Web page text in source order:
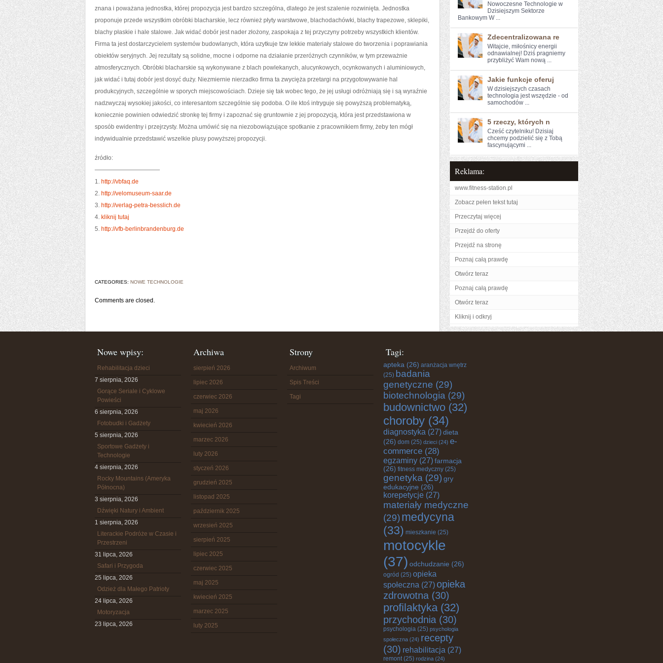
WYRZĄDZIĆ
znana i poważana jednostka, której propozycja jest bardzo szczególna, dlatego że jest szalenie rozwinięta. Jednostka
proponuje przede wszystkim obróbki blacharskie, lecz również płyty warstwowe, blachodachówki, blachy trapezowe, sklepiki,
blachy płaskie i hale stalowe. Jak widać dobór jest nader złożony, zaspokaja z tej przyczyny potrzeby wszystkich klientów.
Firma ta jest dostarczycielem systemów budowlanych, która uzytkuje tzw lekkie materiały stalowe do tworzenia i poprawiania
obiektów seryjnych. Jej rezultaty są solidne, mocne i odporne na działanie przeróżnych czynników, w tym przeważnie
atmosferycznych. Obróbki blacharskie są wykonywane z blach powlekanych, alucynkowych, ocynkowanych i aluminiowych,
jak widać i tutaj dobór jest dosyć duży. Niezmiernie nierzadko firma ta zwycięża przetargi na przygotowywanie hal
produkcyjnych, szczególnie w sporych miejscowościach. Dzieje się tak wobec tego, że jej usługi odróżniają się i są wyraźnie
nadzwyczaj wysokiej jakości, co interesantom szczególnie się podoba. O ile ktoś intryguje się powyższą problematyką,
koniecznie powinien odwiedzić stronkę tej firmy i zapoznać się gruntownie z jej propozycją, która jest przedstawiona w
sposób ewidentny i przejrzysty. Można umówić się na niezobowiązujące spotkanie z pracownikiem firmy, żeby ten mógł
indywidualnie przedstawić wszelkie plusy powyższej propozycji.
źródło:
———————————
1. http://vbfaq.de
2. http://velomuseum-saar.de
3. http://verlag-petra-besslich.de
4. kliknij tutaj
5. http://vfb-berlinbrandenburg.de
CATEGORIES: NOWE TECHNOLOGIE
Comments are closed.
Nowoczesne Technologie​ w
Dzisiejszym Sektorze
Bankowym W ...
Zdecentralizowana re
Witajcie, miłośnicy energii
odnawialnej! Dziś pragniemy
przybliżyć Wam‌ nową⁣ ...
Jakie funkcje oferuj
W dzisiejszych czasach
technologia​ jest wszędzie - od
samochodów ...
5 rzeczy, których n
Cześć czytelniku!⁣ Dzisiaj
chcemy⁤ podzielić się z Tobą
fascynującymi ...
Reklama:
www.fitness-station.pl
Zobacz pełen tekst tutaj
Przeczytaj więcej
Przejdź do oferty
Przejdź na stronę
Poznaj całą prawdę
Otwórz teraz
Poznaj całą prawdę
Otwórz teraz
Kliknij i odkryj
Nowe wpisy:
Rehabilitacja dzieci
7 sierpnia, 2026
Gorące Seriale i Cyklowe
Powieści
6 sierpnia, 2026
Fotobudki i Gadżety
5 sierpnia, 2026
Sportowe Gadżety i
Technologie
4 sierpnia, 2026
Rocky Mountains (Ameryka
Północna)
3 sierpnia, 2026
Dźwięki Natury i Ambient
1 sierpnia, 2026
Literackie Podróże w Czasie i
Przestrzeni
31 lipca, 2026
Safari i Przygoda
25 lipca, 2026
Odzież dla Małego Patrioty
24 lipca, 2026
Motoryzacja
23 lipca, 2026
Archiwa
sierpień 2026
lipiec 2026
czerwiec 2026
maj 2026
kwiecień 2026
marzec 2026
luty 2026
styczeń 2026
grudzień 2025
listopad 2025
październik 2025
wrzesień 2025
sierpień 2025
lipiec 2025
czerwiec 2025
maj 2025
kwiecień 2025
marzec 2025
luty 2025
Strony
Archiwum
Spis Treści
Tagi
Tagi:
apteka (26) aranżacja wnętrz
(25) badania
genetyczne (29)
biotechnologia (29)
budownictwo (32)
choroby (34)
diagnostyka (27) dieta
(26) dom (25) dzieci (24) e-
commerce (28)
egzaminy (27) farmacja
(26) fitness medyczny (25)
genetyka (29) gry
edukacyjne (26)
korepetycje (27)
materiały medyczne
(29) medycyna
(33) mieszkanie (25)
motocykle
(37) odchudzanie (26)
ogród (25) opieka
społeczna (27) opieka
zdrowotna (30)
profilaktyka(32)
przychodnia (30)
psychologia (25) psychologia
społeczna (24) recepty
(30) rehabilitacja (27)
remont (25) rodzina (24)